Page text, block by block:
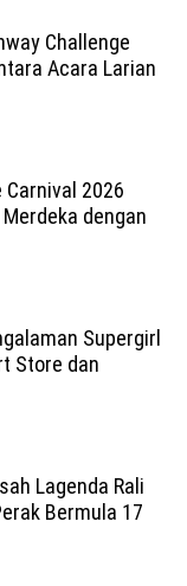
Challenge
Acara Larian
2026
dengan
Supergirl
Store dan
Lagenda Rali
Bermula 17